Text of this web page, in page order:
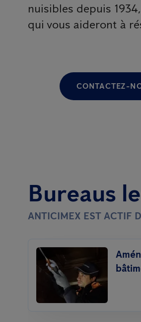
nuisibles depuis
qui vous aideront à
CONTACTEZ-
Bureaus
ANTICIMEX EST ACTIF